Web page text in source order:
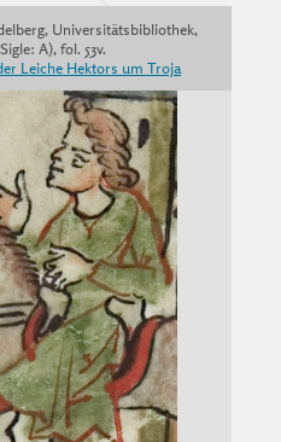
Universitätsbibliothek,
A), fol. 53v.
Leiche Hektors um Troja